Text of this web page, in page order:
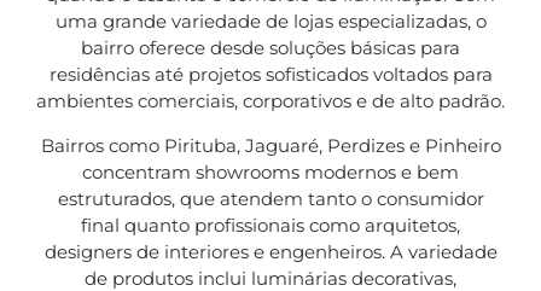
uma grande variedade de lojas especializadas, o
bairro oferece desde soluções básicas para
residências até projetos sofisticados voltados para
ambientes comerciais, corporativos e de alto padrão.
Bairros como Pirituba, Jaguaré, Perdizes e Pinheiro
concentram showrooms modernos e bem
estruturados, que atendem tanto o consumidor
final quanto profissionais como arquitetos,
designers de interiores e engenheiros. A variedade
de produtos inclui luminárias decorativas,